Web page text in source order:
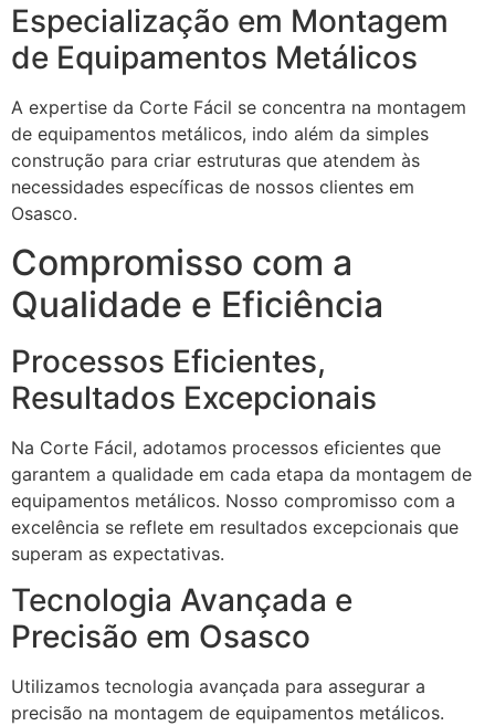
Especialização em Montagem
de Equipamentos Metálicos
A expertise da Corte Fácil se concentra na montagem
de equipamentos metálicos, indo além da simples
construção para criar estruturas que atendem às
necessidades específicas de nossos clientes em
Osasco.
Compromisso com a
Qualidade e Eficiência
Processos Eficientes,
Resultados Excepcionais
Na Corte Fácil, adotamos processos eficientes que
garantem a qualidade em cada etapa da montagem de
equipamentos metálicos. Nosso compromisso com a
excelência se reflete em resultados excepcionais que
superam as expectativas.
Tecnologia Avançada e
Precisão em Osasco
Utilizamos tecnologia avançada para assegurar a
precisão na montagem de equipamentos metálicos.